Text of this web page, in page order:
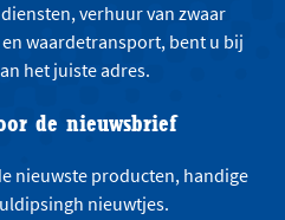
verhuur van zwaar
waardetransport, bent u bij
het juiste adres.
de nieuwsbrief
nieuwste producten, handige
nieuwtjes.